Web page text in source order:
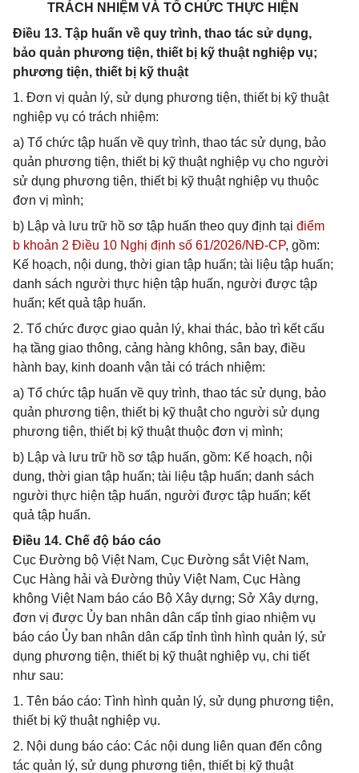
TRÁCH NHIỆM VÀ TỔ CHỨC THỰC HIỆN
Điều 13. Tập huấn về quy trình, thao tác sử dụng,
bảo quản phương tiện, thiết bị kỹ thuật nghiệp vụ;
phương tiện, thiết bị kỹ thuật
1. Đơn vị quản lý, sử dụng phương tiện, thiết bị kỹ thuật
nghiệp vụ có trách nhiệm:
a) Tổ chức tập huấn về quy trình, thao tác sử dụng, bảo
quản phương tiện, thiết bị kỹ thuật nghiệp vụ cho người
sử dụng phương tiện, thiết bị kỹ thuật nghiệp vụ thuộc
đơn vị mình;
b) Lập và lưu trữ hồ sơ tập huấn theo quy định tại điểm
b khoản 2 Điều 10 Nghị định số 61/2026/NĐ-CP, gồm:
Kế hoạch, nội dung, thời gian tập huấn; tài liệu tập huấn;
danh sách người thực hiện tập huấn, người được tập
huấn; kết quả tập huấn.
2. Tổ chức được giao quản lý, khai thác, bảo trì kết cấu
hạ tầng giao thông, cảng hàng không, sân bay, điều
hành bay, kinh doanh vận tải có trách nhiệm:
a) Tổ chức tập huấn về quy trình, thao tác sử dụng, bảo
quản phương tiện, thiết bị kỹ thuật cho người sử dụng
phương tiện, thiết bị kỹ thuật thuộc đơn vị mình;
b) Lập và lưu trữ hồ sơ tập huấn, gồm: Kế hoạch, nội
dung, thời gian tập huấn; tài liệu tập huấn; danh sách
người thực hiện tập huấn, người được tập huấn; kết
quả tập huấn.
Điều 14. Chế độ báo cáo
Cục Đường bộ Việt Nam, Cục Đường sắt Việt Nam,
Cục Hàng hải và Đường thủy Việt Nam, Cục Hàng
không Việt Nam báo cáo Bộ Xây dựng; Sở Xây dựng,
đơn vị được Ủy ban nhân dân cấp tỉnh giao nhiệm vụ
báo cáo Ủy ban nhân dân cấp tỉnh tình hình quản lý, sử
dụng phương tiện, thiết bị kỹ thuật nghiệp vụ, chi tiết
như sau:
1. Tên báo cáo: Tình hình quản lý, sử dụng phương tiện,
thiết bị kỹ thuật nghiệp vụ.
2. Nội dung báo cáo: Các nội dung liên quan đến công
tác quản lý, sử dụng phương tiện, thiết bị kỹ thuật